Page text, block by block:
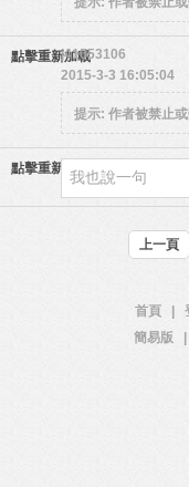
點擊重新加載j41053106
2015-3-3 16:05:04
提示: 作者被禁止
點擊重新加載
上一頁
首頁
簡易版